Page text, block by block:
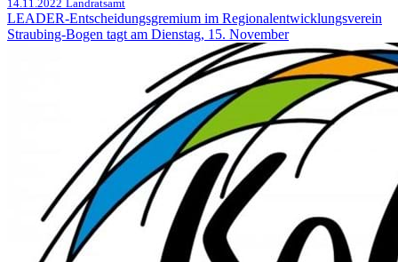
14.11.2022 Landratsamt
LEADER-Entscheidungsgremium im Regionalentwicklungsverein
Straubing-Bogen tagt am Dienstag, 15. November